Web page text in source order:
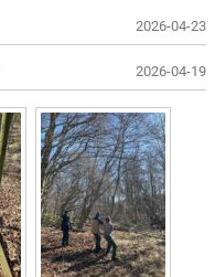
2026-04-23
2026-04-19